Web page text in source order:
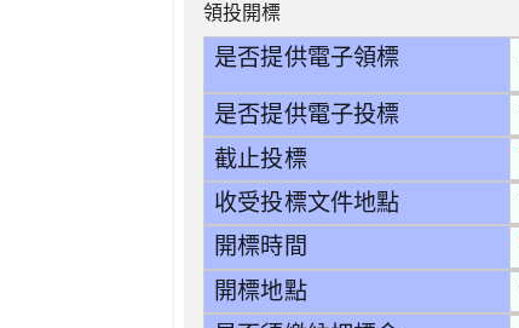
領投開標
是否提供電子領標
是否提供電子投標
截止投標
收受投標文件地點
開標時間
開標地點